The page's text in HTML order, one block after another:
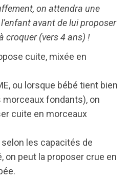
on attendra une
avant de lui proposer
croquer (vers 4 ans) !
cuite, mixée en
ou lorsque bébé tient bien
fondants), on
cuite en morceaux
les capacités de
on peut la proposer crue en